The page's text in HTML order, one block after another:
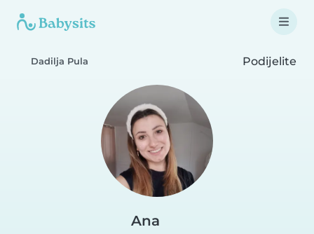
Dadilja Pula Podijelite
Ana